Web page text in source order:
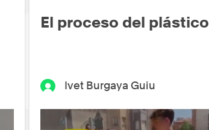
El proceso del plástico
Ivet Burgaya Guiu